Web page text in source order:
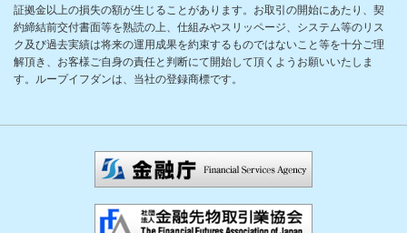
証拠金以上の損失の額が生じることがあります。お取引の開始にあたり、契
約締結前交付書面等を熟読の上、仕組みやスリッページ、システム等のリス
ク及び過去実績は将来の運用成果を約束するものではないこと等を十分ご理
解頂き、お客様ご自身の責任と判断にて開始して頂くようお願いいたしま
す。ループイフダンは、当社の登録商標です。